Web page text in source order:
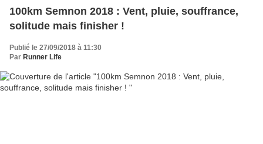
100km Semnon 2018 : Vent, pluie, souffrance,
solitude mais finisher !
Publié le 27/09/2018 à 11:30
Par Runner Life